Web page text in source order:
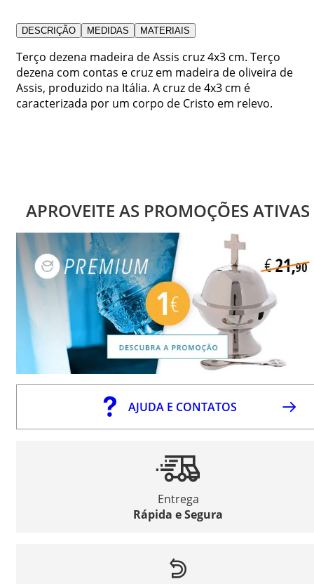
DESCRIÇÃO MEDIDAS MATERIAIS
Terço dezena madeira de Assis cruz 4x3 cm. Terço
dezena com contas e cruz em madeira de oliveira de
Assis, produzido na Itália. A cruz de 4x3 cm é
caracterizada por um corpo de Cristo em relevo.
APROVEITE AS PROMOÇÕES ATIVAS
AJUDA E CONTATOS
Entrega
Rápida e Segura